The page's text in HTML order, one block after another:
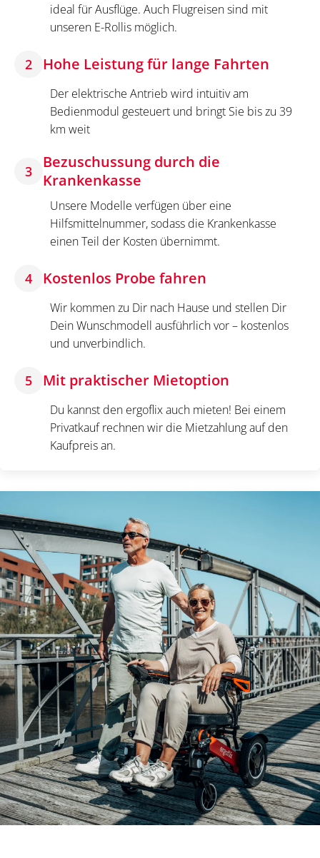
ideal für Ausflüge. Auch Flugreisen sind mit
unseren E-Rollis möglich.
2 Hohe Leistung für lange Fahrten
Der elektrische Antrieb wird intuitiv am
Bedienmodul gesteuert und bringt Sie bis zu 39
km weit
3
Bezuschussung durch die
Krankenkasse
Unsere Modelle verfügen über eine
Hilfsmittelnummer, sodass die Krankenkasse
einen Teil der Kosten übernimmt.
4 Kostenlos Probe fahren
Wir kommen zu Dir nach Hause und stellen Dir
Dein Wunschmodell ausführlich vor – kostenlos
und unverbindlich.
5 Mit praktischer Mietoption
Du kannst den ergoflix auch mieten! Bei einem
Privatkauf rechnen wir die Mietzahlung auf den
Kaufpreis an.